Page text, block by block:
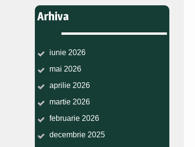
Arhiva
iunie 2026
mai 2026
aprilie 2026
martie 2026
februarie 2026
decembrie 2025